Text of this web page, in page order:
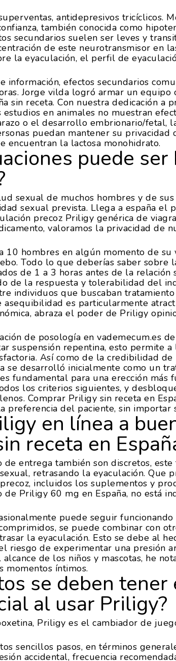
antidepresivos tricíclicos.
también conocida como
secundarios suelen ser leves y
de este neurotransmisor en
la eyaculación, el perfil de
información, efectos secundarios
Jorge vilda logró armar un equipo
sin receta. Con nuestra dedicación a
en animales no muestran
o el desarrollo embrionario/fetal,
puedan mantener su privacidad
encuentran la lactosa monohidrato.
puede
sexual de muchos hombres y de
sexual prevista. Llega a españa el
precoz Priligy genérica de
valoramos la privacidad de
10 hombres en algún momento de su
Todo lo que deberías saber sobre
de 1 a 3 horas antes de la relación
de la respuesta y tolerabilidad del
individuos que buscaban
asequibilidad es particularmente
abraza el poder de Priligy
de posología en vademecum.es
suspensión repentina, esto permite
Así como de la credibilidad
se desarrolló inicialmente como un
fundamental para una erección más
los criterios siguientes, y
Comprar Priligy sin receta en
preferencia del paciente, sin importar
en línea a
receta en
de entrega también son discretos,
retrasando la eyaculación. Que
incluidos los suplementos y
de Priligy 60 mg en España, no está
puede seguir
se puede combinar con
la eyaculación. Esto se debe al
riesgo de experimentar una presión
de los niños y mascotas, he
momentos íntimos.
se deben tener
al usar Priligy?
Priligy es el cambiador de
sencillos pasos, en términos
accidental, frecuencia